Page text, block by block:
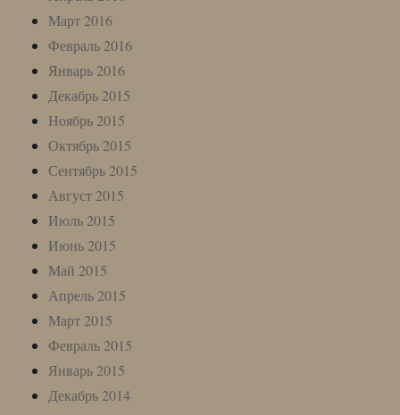
Март 2016
Февраль 2016
Январь 2016
Декабрь 2015
Ноябрь 2015
Октябрь 2015
Сентябрь 2015
Август 2015
Июль 2015
Июнь 2015
Май 2015
Апрель 2015
Март 2015
Февраль 2015
Январь 2015
Декабрь 2014